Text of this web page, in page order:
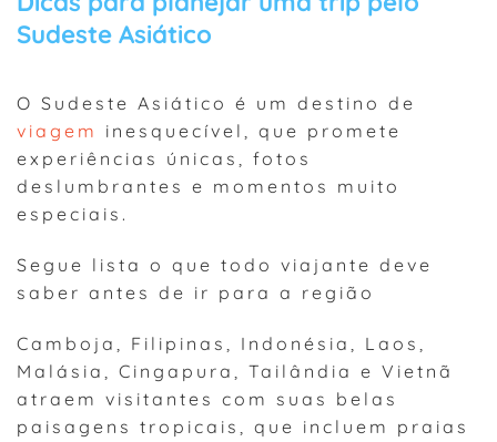
Sudeste Asiático
O Sudeste Asiático é um destino de
viagem inesquecível, que promete
experiências únicas, fotos
deslumbrantes e momentos muito
especiais.
Segue lista o que todo viajante deve
saber antes de ir para a região
Camboja, Filipinas, Indonésia, Laos,
Malásia, Cingapura, Tailândia e Vietnã
atraem visitantes com suas belas
paisagens tropicais, que incluem praias